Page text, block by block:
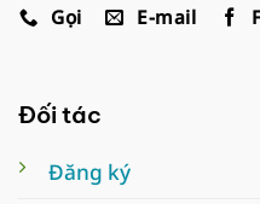
Gọi E-mail
Đối tác
Đăng ký